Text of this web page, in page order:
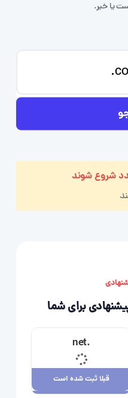
یا خیر.
شروع شوند
برای شما
.net
قبلا ثبت شده است